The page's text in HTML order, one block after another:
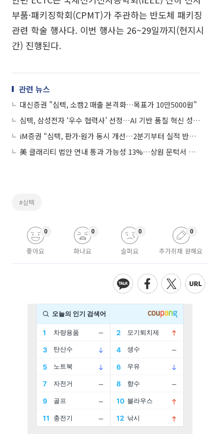
부품·패키징학회(CPMT)가 주관하는 반도체 패키징
관련 학술 행사다. 이번 행사는 26~29일까지(현지시
간) 진행된다.
관련 뉴스
대신증권 "심텍, 소캠2 매출 본격화…목표가 10만5000원"
심텍, 삼성전자 ‘우수 협력사’ 선정…AI 기반 품질 혁신 성과 인정
iM증권 “심텍, 판가·원가 동시 개선…2분기부터 실적 반등 목표가 ↑”
美 클래리티 법안 연내 통과 가능성 13%…상원 문턱서 제동
#심텍
좋아요
0
화나요
0
슬퍼요
0
추가취재 원해요
0